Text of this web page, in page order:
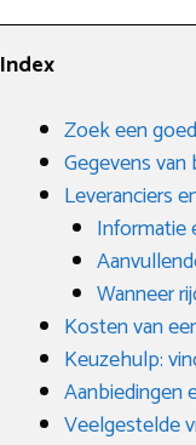
Index
Zoek een
Gegevens
Leveranciers
Informatie
Wanneer
Kosten van
Keuzehulp:
Aanbiedingen
Veelgestelde